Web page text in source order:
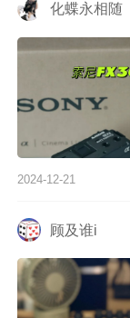
化蝶永相随
2024-12-21
顾及谁i